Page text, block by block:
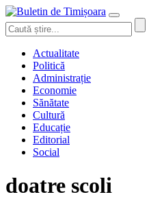
Actualitate
Politică
Administrație
Economie
Sănătate
Cultură
Educație
Editorial
Social
doatre scoli